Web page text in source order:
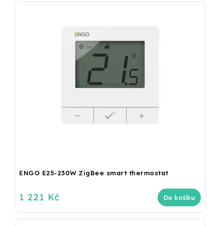
ENGO E25-230W ZigBee smart thermostat
1 221 Kč Do košíku